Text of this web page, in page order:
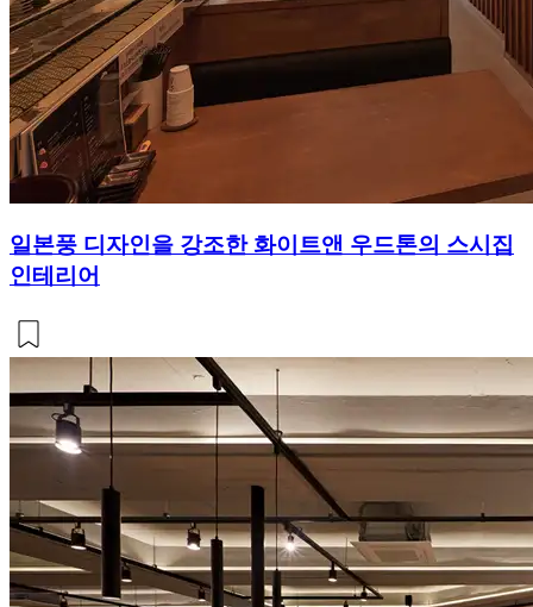
일본풍 디자인을 강조한 화이트앤 우드톤의 스시집
인테리어